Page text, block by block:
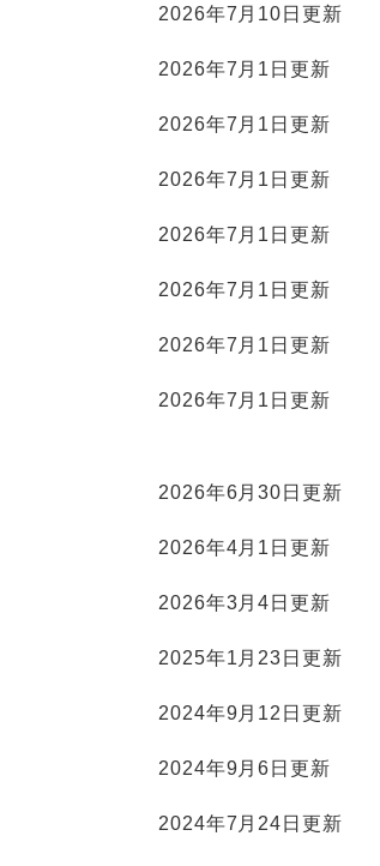
2026年7月10日更新
2026年7月1日更新
2026年7月1日更新
2026年7月1日更新
2026年7月1日更新
2026年7月1日更新
2026年7月1日更新
2026年7月1日更新
2026年6月30日更新
2026年4月1日更新
2026年3月4日更新
2025年1月23日更新
2024年9月12日更新
2024年9月6日更新
2024年7月24日更新